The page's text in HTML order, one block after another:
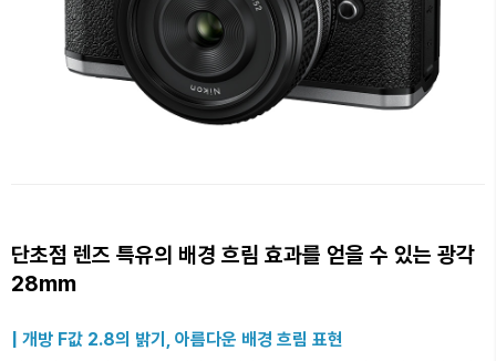
단초점 렌즈 특유의 배경 흐림 효과를 얻을 수 있는 광각
28mm
| 개방 F값 2.8의 밝기, 아름다운 배경 흐림 표현